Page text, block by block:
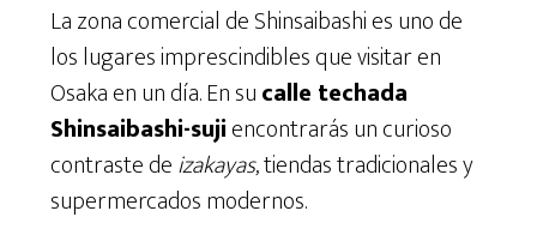
La zona comercial de Shinsaibashi es uno de
los lugares imprescindibles que visitar en
Osaka en un día. En sucalle techada
Shinsaibashi-sujiencontrarás un curioso
contraste deizakayas, tiendas tradicionales y
supermercados modernos.